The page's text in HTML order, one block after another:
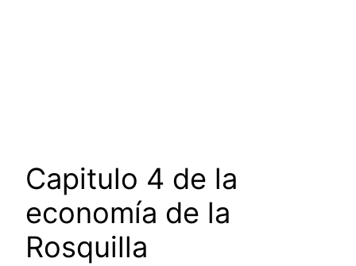
Capitulo 4 de la
economía de la
Rosquilla